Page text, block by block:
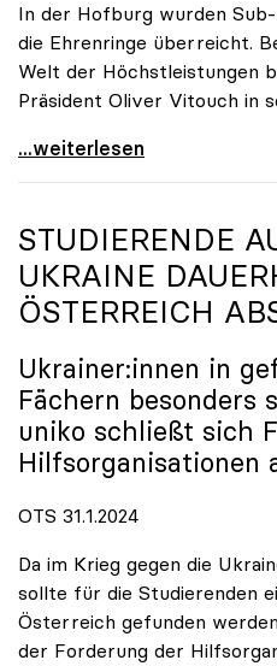
In der Hofburg wurden
die Ehrenringe überreicht.
Welt der Höchstleistungen
Präsident Oliver Vitouch in
\"Wir zählen auf die neuen
...weiterlesen
STUDIERENDE
UKRAINE
ÖSTERREICH
Ukrainer:innen in
Fächern
uniko schließt sich
Hilfsorganisationen
OTS 31.1.2024
Da im Krieg gegen die
sollte für die Studierenden
Österreich gefunden
der Forderung der